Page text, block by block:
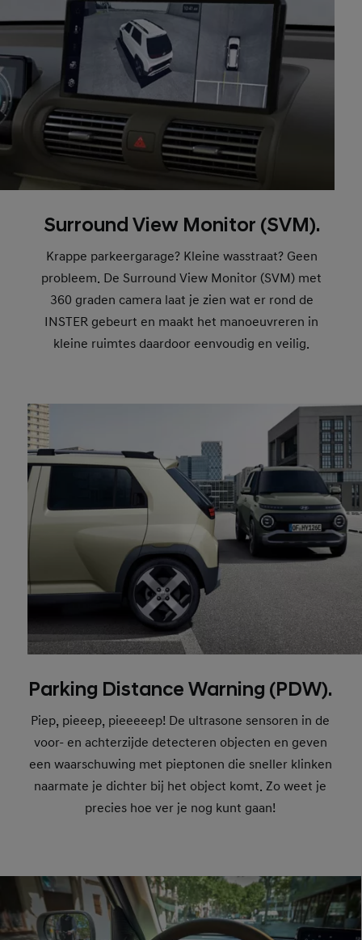
Surround View Monitor (SVM).
Krappe parkeergarage? Kleine wasstraat? Geen
probleem. De Surround View Monitor (SVM) met
360 graden camera laat je zien wat er rond de
INSTER gebeurt en maakt het manoeuvreren in
kleine ruimtes daardoor eenvoudig en veilig.
Parking Distance Warning (PDW).
Piep, pieeep, pieeeeep! De ultrasone sensoren in de
voor- en achterzijde detecteren objecten en geven
een waarschuwing met pieptonen die sneller klinken
naarmate je dichter bij het object komt. Zo weet je
precies hoe ver je nog kunt gaan!